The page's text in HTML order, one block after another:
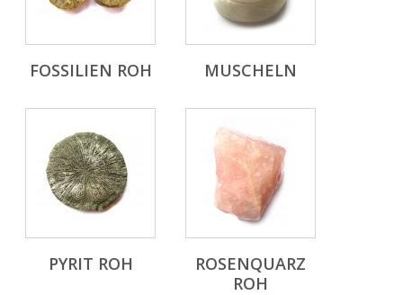
FOSSILIEN ROH MUSCHELN
PYRIT ROH
ROSENQUARZ
ROH